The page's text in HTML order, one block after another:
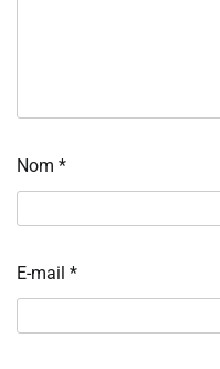
Nom *
E-mail *